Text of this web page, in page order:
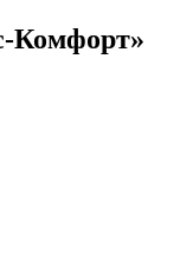
Комфорт»